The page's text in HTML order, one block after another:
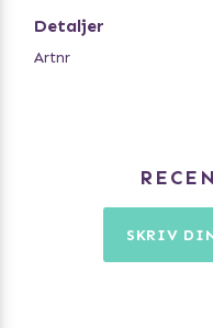
Mått: 34 x 44 x 26 cm
Detaljer
Artnr
SKRIV